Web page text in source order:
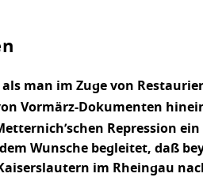
man im Zuge von
Vormärz-Dokumenten
Repression
Wunsche begleitet, daß
im Rheingau